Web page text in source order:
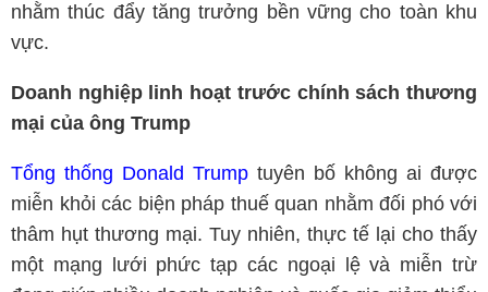
nhằm thúc đẩy tăng trưởng bền vững cho toàn khu
vực.
Doanh nghiệp linh hoạt trước chính sách thương
mại của ông Trump
Tổng thống Donald Trump tuyên bố không ai được
miễn khỏi các biện pháp thuế quan nhằm đối phó với
thâm hụt thương mại. Tuy nhiên, thực tế lại cho thấy
một mạng lưới phức tạp các ngoại lệ và miễn trừ